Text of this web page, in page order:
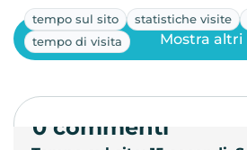
tempo sul sito statistiche visite
tempo di visita
Mostra altri
0 commenti